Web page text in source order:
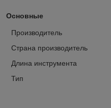
Основные
Производитель
Страна производитель
Длина инструмента
Тип